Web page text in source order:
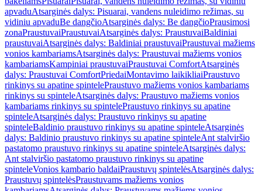
apvaduAtsarginės dalys: Pisuarai, vandens nuleidimo režimas, su
vidiniu apvaduBe dangčioAtsarginės dalys: Be dangčioPrausimosi
zonaPraustuvaiPraustuvaiAtsarginės dalys: PraustuvaiBaldiniai
praustuvaiAtsarginės dalys: Baldiniai praustuvaiPraustuvai mažiems
vonios kambariamsAtsarginės dalys: Praustuvai mažiems vonios
kambariamsKampiniai praustuvaiPraustuvai ComfortAtsarginės
dalys: Praustuvai ComfortPriedaiMontavimo laikikliaiPraustuvo
rinkinys su apatine spintelePraustuvo mažiems vonios kambariams
rinkinys su spinteleAtsarginės dalys: Praustuvo mažiems vonios
kambariams rinkinys su spintelePraustuvo rinkinys su apatine
spinteleAtsarginės dalys: Praustuvo rinkinys su apatine
spinteleBaldinio praustuvo rinkinys su apatine spinteleAtsarginės
dalys: Baldinio praustuvo rinkinys su apatine spinteleAnt stalviršio
pastatomo praustuvo rinkinys su apatine spinteleAtsarginės dalys:
Ant stalviršio pastatomo praustuvo rinkinys su apatine
spinteleVonios kambario baldaiPraustuvų spintelėsAtsarginės dalys:
Praustuvų spintelėsPraustuvams mažiems vonios